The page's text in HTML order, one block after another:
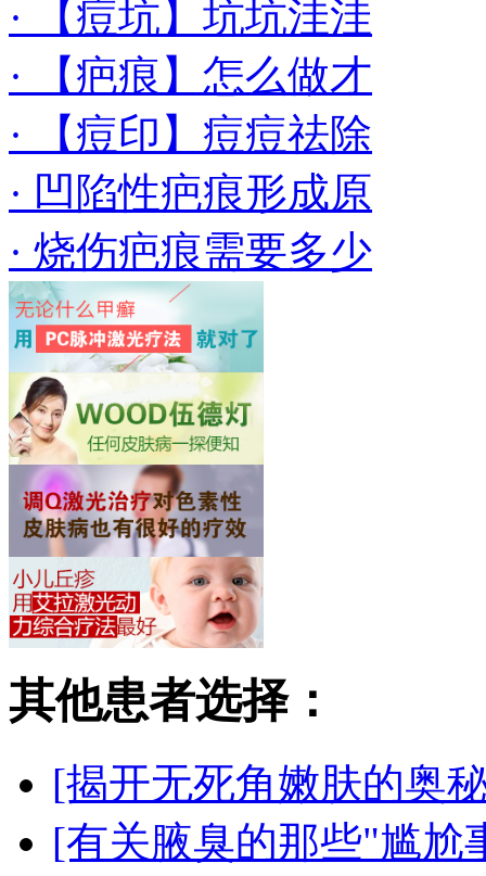
· 【痘坑】坑坑洼洼
· 【疤痕】怎么做才
· 【痘印】痘痘祛除
· 凹陷性疤痕形成原
· 烧伤疤痕需要多少
其他患者选择：
[揭开无死角嫩肤的奥
[有关腋臭的那些"尴尬